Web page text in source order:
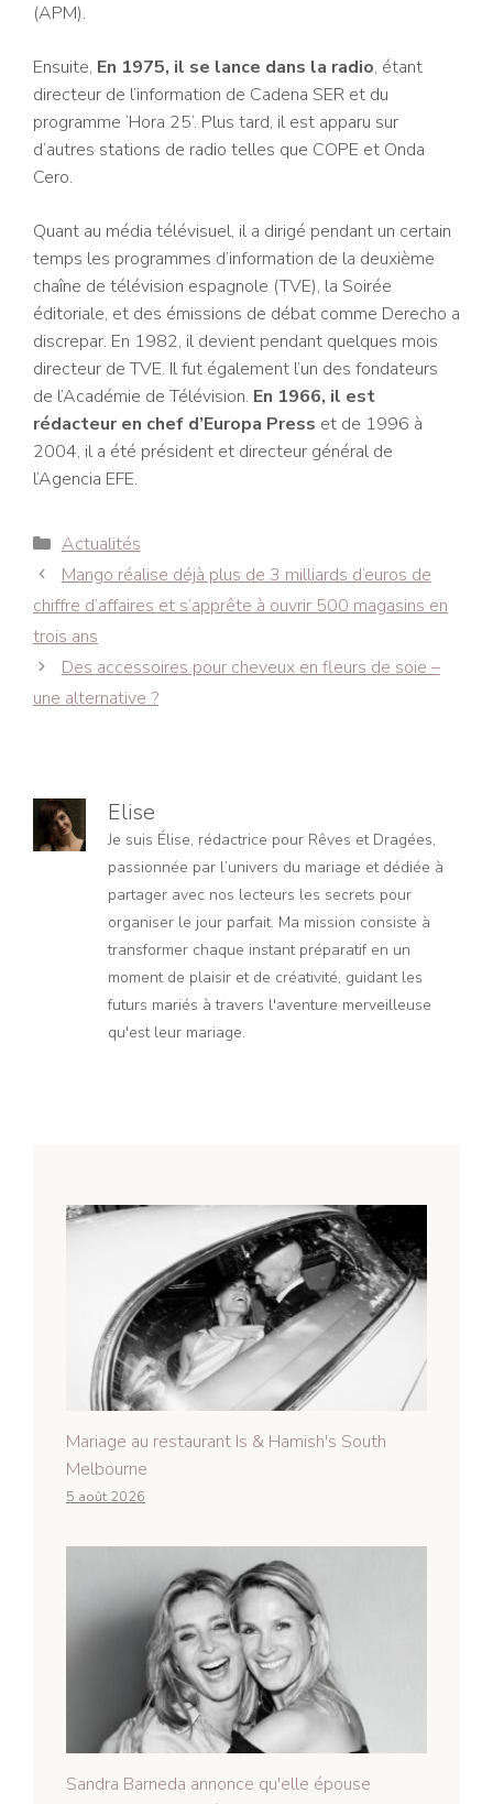
(APM).
Ensuite, En 1975, il se lance dans la radio, étant
directeur de l’information de Cadena SER et du
programme ‘Hora 25’. Plus tard, il est apparu sur
d’autres stations de radio telles que COPE et Onda
Cero.
Quant au média télévisuel, il a dirigé pendant un certain
temps les programmes d’information de la deuxième
chaîne de télévision espagnole (TVE), la Soirée
éditoriale, et des émissions de débat comme Derecho a
discrepar. En 1982, il devient pendant quelques mois
directeur de TVE. Il fut également l’un des fondateurs
de l’Académie de Télévision. En 1966, il est
rédacteur en chef d’Europa Press et de 1996 à
2004, il a été président et directeur général de
l’Agencia EFE.
Catégories
Actualités
Navigation
des
articles
Mango réalise déjà plus de 3 milliards d’euros de
chiffre d’affaires et s’apprête à ouvrir 500 magasins en
trois ans
Des accessoires pour cheveux en fleurs de soie –
une alternative ?
Elise
Je suis Élise, rédactrice pour Rêves et Dragées,
passionnée par l’univers du mariage et dédiée à
partager avec nos lecteurs les secrets pour
organiser le jour parfait. Ma mission consiste à
transformer chaque instant préparatif en un
moment de plaisir et de créativité, guidant les
futurs mariés à travers l'aventure merveilleuse
qu'est leur mariage.
Mariage au restaurant Is & Hamish's South
Melbourne
5 août 2026
Sandra Barneda annonce qu'elle épouse